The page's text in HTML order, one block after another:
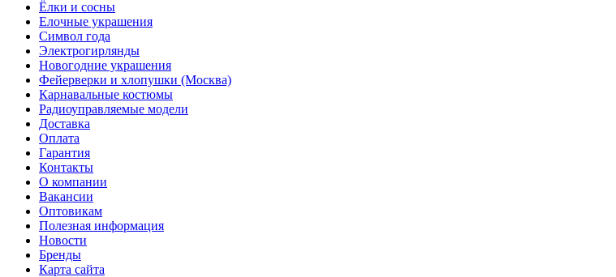
Ёлки и сосны
Елочные украшения
Символ года
Электрогирлянды
Новогодние украшения
Фейерверки и хлопушки (Москва)
Карнавальные костюмы
Радиоуправляемые модели
Доставка
Оплата
Гарантия
Контакты
О компании
Вакансии
Оптовикам
Полезная информация
Новости
Бренды
Карта сайта